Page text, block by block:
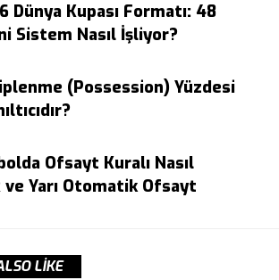
Dünya Kupası Formatı: 48
Sistem Nasıl İşliyor?
(Possession) Yüzdesi
Ofsayt Kuralı Nasıl
ve Yarı Otomatik Ofsayt
LIKE